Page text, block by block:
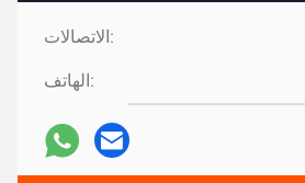
الاتصالات:
الهاتف: